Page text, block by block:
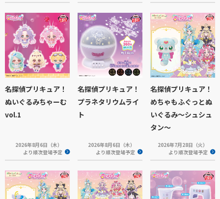
名探偵プリキュア！
ぬいぐるみちゃーむ
vol.1
2026年8月6日（木）
より順次登場予定
名探偵プリキュア！
プラネタリウムライ
ト
2026年8月6日（木）
より順次登場予定
名探偵プリキュア！
めちゃもふぐっとぬ
いぐるみ～シュシュ
タン～
2026年7月28日（火）
より順次登場予定